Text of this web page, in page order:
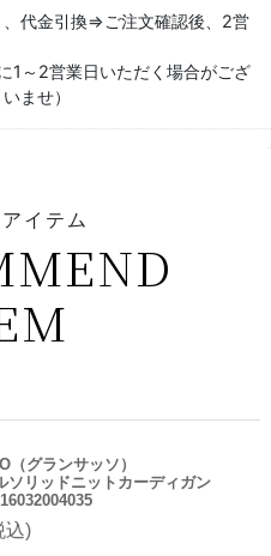
代金引換⇒ご注文確認後、2営
1～2営業日いただく場合がござ
ませ）
イテム
（グランサッソ）
ソリッドニットカーディガン
込)